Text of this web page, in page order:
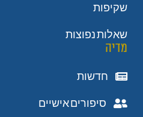
שקיפות
שאלות נפוצות
מדיה
חדשות
סיפורים אישיים